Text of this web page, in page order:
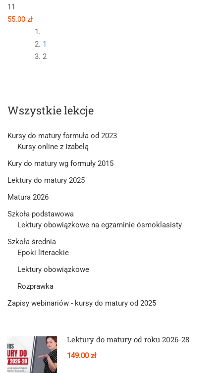
11
55.00 zł
1
2
Wszystkie lekcje
Kursy do matury formuła od 2023
Kursy online z Izabelą
Kury do matury wg formuły 2015
Lektury do matury 2025
Matura 2026
Szkoła podstawowa
Lektury obowiązkowe na egzaminie ósmoklasisty
Szkoła średnia
Epoki literackie
Lektury obowiązkowe
Rozprawka
Zapisy webinariów - kursy do matury od 2025
Lektury do matury od roku 2026-28
149.00 zł